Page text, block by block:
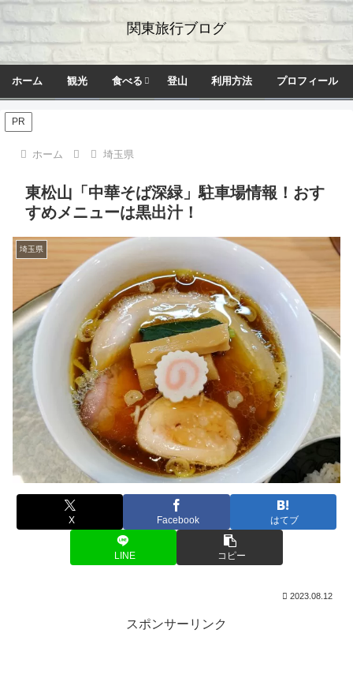
関東旅行ブログ
ホーム 観光 食べる 登山 利用方法 プロフィール
PR
ホーム 埼玉県
東松山「中華そば深緑」駐車場情報！おす
すめメニューは黒出汁！
埼玉県
X Facebook はてブ
LINE コピー
2023.08.12
スポンサーリンク